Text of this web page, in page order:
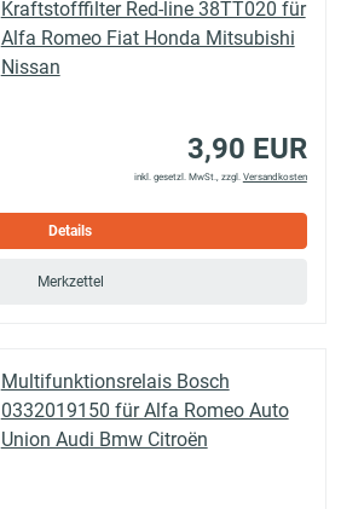
Kraftstofffilter Red-line 38TT020 für
Alfa Romeo Fiat Honda Mitsubishi
Nissan
3,90 EUR
inkl. gesetzl. MwSt., zzgl. Versandkosten
Details
Merkzettel
Multifunktionsrelais Bosch
0332019150 für Alfa Romeo Auto
Union Audi Bmw Citroën